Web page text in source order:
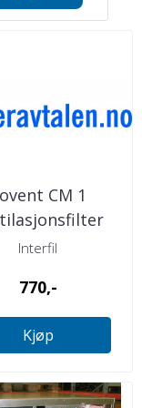
CM 1
Interfil
770,-
Kjøp